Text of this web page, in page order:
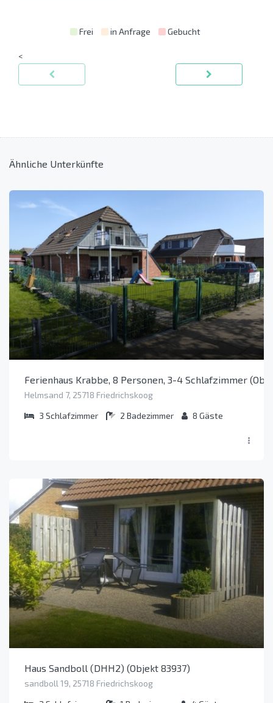
Frei in Anfrage Gebucht
<
Ähnliche Unterkünfte
Ferienhaus Krabbe, 8 Personen, 3-4 Schlafzimmer
Helmsand 7, 25718 Friedrichskoog
3 Schlafzimmer 2 Badezimmer 8 Gäste
Haus Sandboll (DHH2) (Objekt 83937)
sandboll 19, 25718 Friedrichskoog